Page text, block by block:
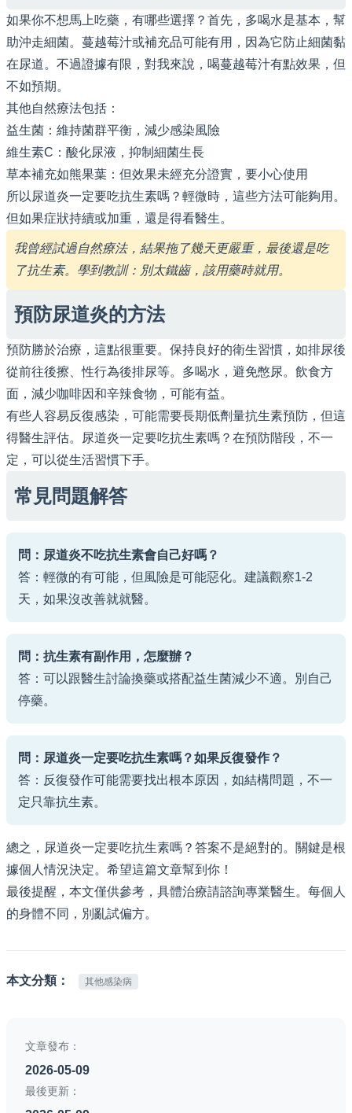
如果你不想馬上吃藥，有哪些選擇？首先，多喝水是基本，幫
助沖走細菌。蔓越莓汁或補充品可能有用，因為它防止細菌黏
在尿道。不過證據有限，對我來說，喝蔓越莓汁有點效果，但
不如預期。
其他自然療法包括：
益生菌：維持菌群平衡，減少感染風險
維生素C：酸化尿液，抑制細菌生長
草本補充如熊果葉：但效果未經充分證實，要小心使用
所以尿道炎一定要吃抗生素嗎？輕微時，這些方法可能夠用。
但如果症狀持續或加重，還是得看醫生。
我曾經試過自然療法，結果拖了幾天更嚴重，最後還是吃
了抗生素。學到教訓：別太鐵齒，該用藥時就用。
預防尿道炎的方法
預防勝於治療，這點很重要。保持良好的衛生習慣，如排尿後
從前往後擦、性行為後排尿等。多喝水，避免憋尿。飲食方
面，減少咖啡因和辛辣食物，可能有益。
有些人容易反復感染，可能需要長期低劑量抗生素預防，但這
得醫生評估。尿道炎一定要吃抗生素嗎？在預防階段，不一
定，可以從生活習慣下手。
常見問題解答
問：尿道炎不吃抗生素會自己好嗎？
答：輕微的有可能，但風險是可能惡化。建議觀察1-2
天，如果沒改善就就醫。
問：抗生素有副作用，怎麼辦？
答：可以跟醫生討論換藥或搭配益生菌減少不適。別自己
停藥。
問：尿道炎一定要吃抗生素嗎？如果反復發作？
答：反復發作可能需要找出根本原因，如結構問題，不一
定只靠抗生素。
總之，尿道炎一定要吃抗生素嗎？答案不是絕對的。關鍵是根
據個人情況決定。希望這篇文章幫到你！
最後提醒，本文僅供參考，具體治療請諮詢專業醫生。每個人
的身體不同，別亂試偏方。
本文分類： 其他感染病
文章發布：
2026-05-09
最後更新：